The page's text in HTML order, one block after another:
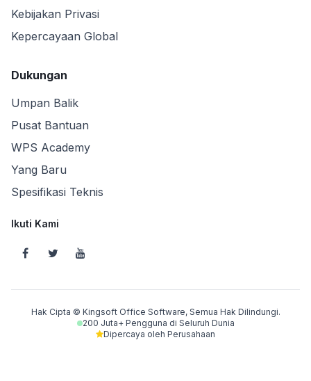
Kebijakan Privasi
Kepercayaan Global
Dukungan
Umpan Balik
Pusat Bantuan
WPS Academy
Yang Baru
Spesifikasi Teknis
Ikuti Kami
Hak Cipta © Kingsoft Office Software, Semua Hak Dilindungi.
200 Juta+ Pengguna di Seluruh Dunia
Dipercaya oleh Perusahaan